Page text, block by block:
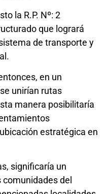
la R.P. Nº: 2
que logrará
de transporte y
en un
unirían rutas
manera posibilitaría
estratégica en
significaría un
del